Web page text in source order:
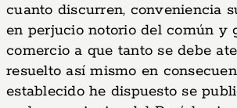
cuanto discurren, conveniencia
en perjucio notorio del común y
comercio a que tanto se debe
resuelto así mismo en
establecido he dispuesto se